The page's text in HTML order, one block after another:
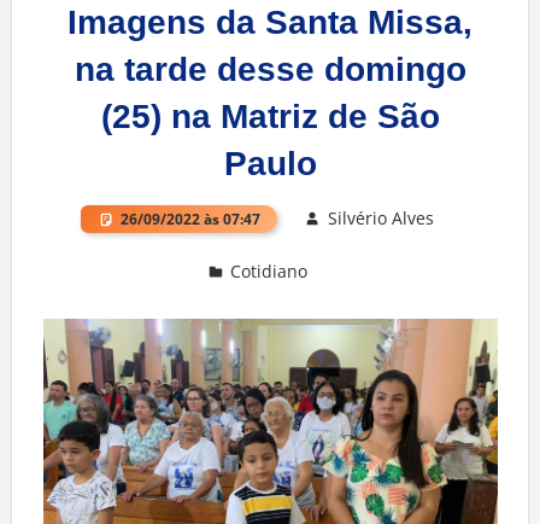
Imagens da Santa Missa,
na tarde desse domingo
(25) na Matriz de São
Paulo
26/09/2022 às 07:47 Silvério Alves
Cotidiano